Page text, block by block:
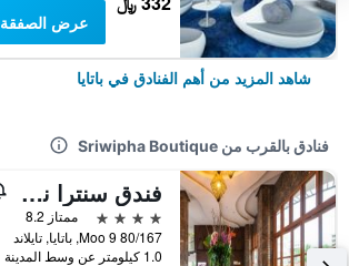
عرض الصفقة
شاهد المزيد من أهم الفنادق في باتايا
فنادق بالقرب من Sriwipha Boutique
فندق سنترا نوفا، باتايا
4 نجوم
ممتاز 8.2
80/167 Moo 9, باتايا, تايلاند
1.0 كيلومتر عن وسط المدينة